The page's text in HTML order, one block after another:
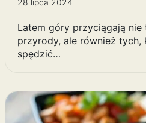
28 lipca 2024
Latem góry przyciągają nie
przyrody, ale również
spędzić…